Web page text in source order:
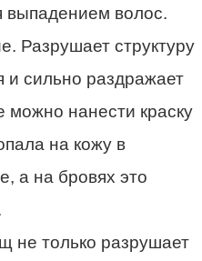
волос.
Разрушает структуру
и сильно раздражает
можно нанести краску
на кожу в
а на бровях это
не только разрушает